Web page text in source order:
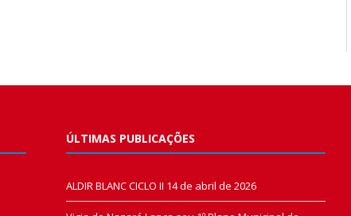
ÚLTIMAS PUBLICAÇÕES
ALDIR BLANC CICLO II 14 de abril de 2026